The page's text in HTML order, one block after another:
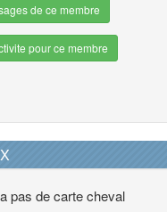
de ce membre
pour ce membre
pas de carte cheval